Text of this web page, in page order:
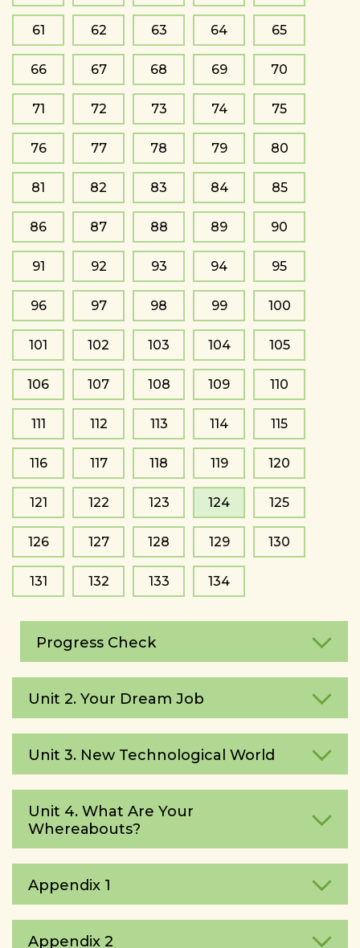
61 62 63 64 65
66 67 68 69 70
71 72 73 74 75
76 77 78 79 80
81 82 83 84 85
86 87 88 89 90
91 92 93 94 95
96 97 98 99 100
101 102 103 104 105
106 107 108 109 110
111 112 113 114 115
116 117 118 119 120
121 122 123 124 125
126 127 128 129 130
131 132 133 134
Progress Check
Unit 2. Your Dream Job
Unit 3. New Technological World
Unit 4. What Are Your
Whereаbouts?
Appendix 1
Appendix 2